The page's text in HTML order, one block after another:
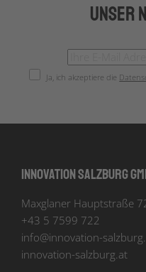
Unser
Ja, ich akzeptiere die
Innovation Salzburg
Maxglaner Hauptstraße
+43 5 7599 722
info@innovation-
innovation-salzburg.at